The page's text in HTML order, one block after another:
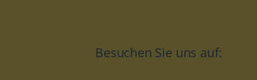
Besuchen Sie uns auf: